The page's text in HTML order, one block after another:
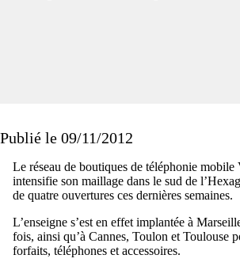
Publié le 09/11/2012
Le réseau de boutiques de téléphonie
intensifie son maillage dans le sud de
de quatre ouvertures ces dernières semaines.
L’enseigne s’est en effet implantée à
fois, ainsi qu’à Cannes, Toulon et Toulouse
forfaits, téléphones et accessoires.